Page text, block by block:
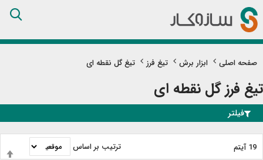
Skip
to
Content
صفحه اصلی ابزار برش تیغ فرز تیغ گل نقطه ای
تیغ فرز گل نقطه ای
19آیتم ترتیب بر اساس
فیلتر